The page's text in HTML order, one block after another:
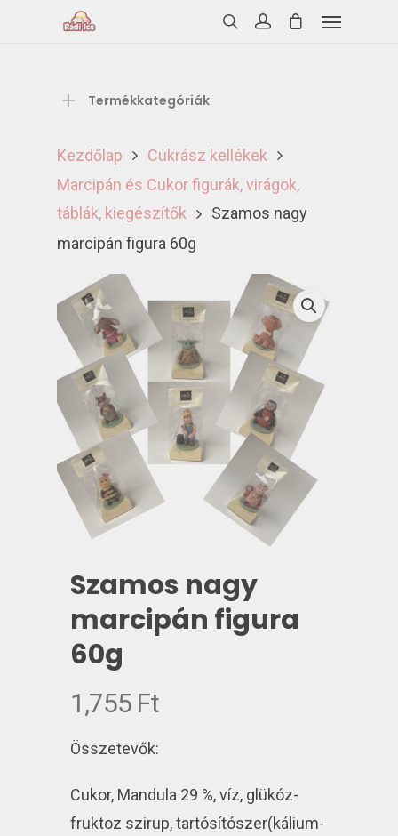
Termékkategóriák
Kezdőlap
Cukrász kellékek
Marcipán és Cukor figurák, virágok,
táblák, kiegészítők
Szamos nagy
marcipán figura 60g
Szamos nagy
marcipán figura
60g
1,755 Ft
Összetevők:
Cukor, Mandula 29 %, víz, glükóz-
fruktoz szirup, tartósítószer(kálium-